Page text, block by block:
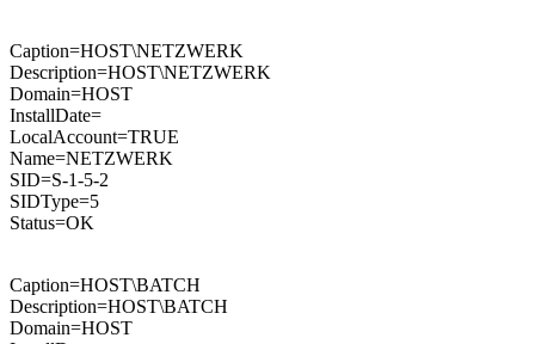
Caption=HOST\NETZWERK
Description=HOST\NETZWERK
Domain=HOST
InstallDate=
LocalAccount=TRUE
Name=NETZWERK
SID=S-1-5-2
SIDType=5
Status=OK
Caption=HOST\BATCH
Description=HOST\BATCH
Domain=HOST